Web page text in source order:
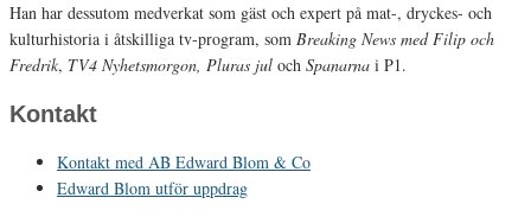
Han har dessutom medverkat som gäst och expert på mat-, dryckes- och
kulturhistoria i åtskilliga tv-program, som Breaking News med Filip och
Fredrik, TV4 Nyhetsmorgon, Pluras jul och Spanarna i P1.
Kontakt
Kontakt med AB Edward Blom & Co
Edward Blom utför uppdrag